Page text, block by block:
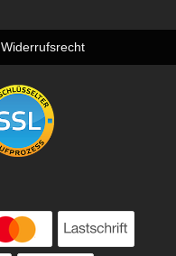
Widerrufsrecht